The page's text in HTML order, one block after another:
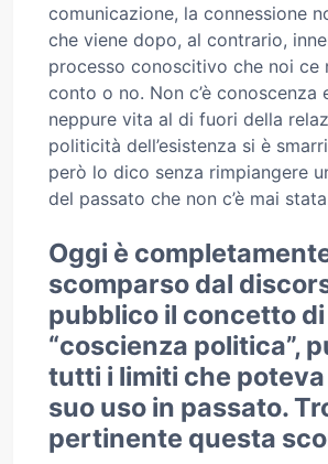
comunicazione, la connessione
che viene dopo, al contrario,
processo conoscitivo che noi ce
conto o no. Non c’è conoscenza
neppure vita al di fuori della
politicità dell’esistenza si è
però lo dico senza rimpiangere
del passato che non c’è mai
Oggi è
scomparso dal
pubblico il concetto di
“coscienza politica”,
tutti i limiti che poteva
suo uso in passato.
pertinente questa